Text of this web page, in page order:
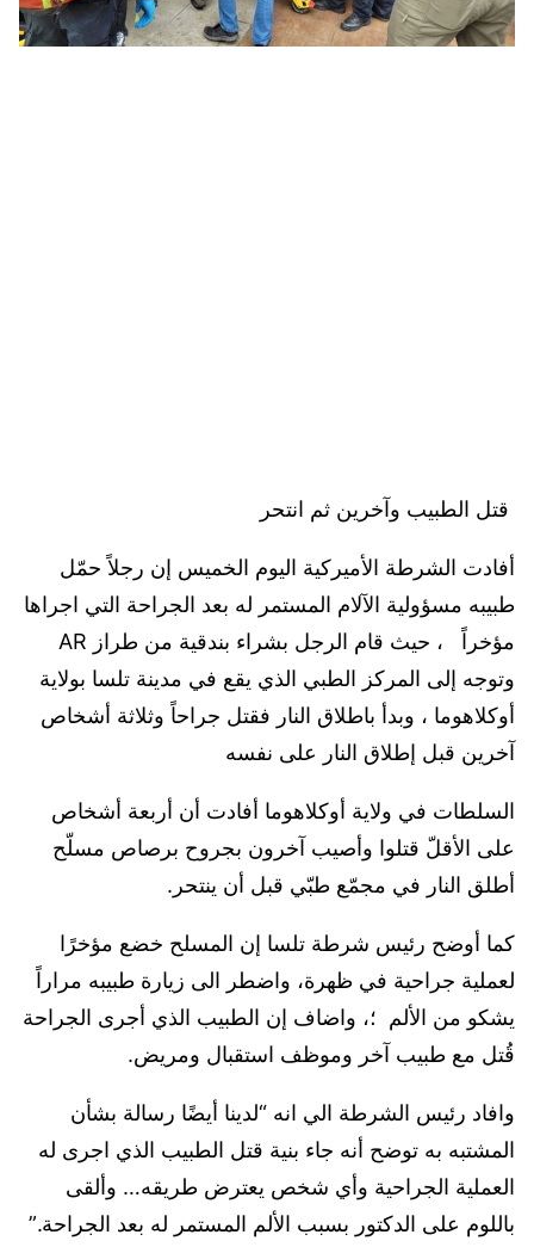
قتل الطبيب وآخرين ثم انتحر
أفادت الشرطة الأميركية اليوم الخميس إن رجلاً حمّل
طبيبه مسؤولية الآلام المستمر له بعد الجراحة التي اجراها
وتوجه إلى المركز الطبي الذي يقع في مدينة تلسا بولاية
أوكلاهوما ، وبدأ باطلاق النار فقتل جراحاً وثلاثة أشخاص
آخرين قبل إطلاق النار على نفسه
السلطات في ولاية أوكلاهوما أفادت أن أربعة أشخاص
على الأقلّ قتلوا وأصيب آخرون بجروح برصاص مسلّح
أطلق النار في مجمّع طبّي قبل أن ينتحر.
كما أوضح رئيس شرطة تلسا إن المسلح خضع مؤخرًا
لعملية جراحية في ظهرة، واضطر الى زيارة طبيبه مراراً
يشكو من الألم ؛، واضاف إن الطبيب الذي أجرى الجراحة
قُتل مع طبيب آخر وموظف استقبال ومريض.
وافاد رئيس الشرطة الي انه “لدينا أيضًا رسالة بشأن
المشتبه به توضح أنه جاء بنية قتل الطبيب الذي اجرى له
العملية الجراحية وأي شخص يعترض طريقه… وألقى
باللوم على الدكتور بسبب الألم المستمر له بعد الجراحة.”